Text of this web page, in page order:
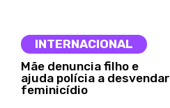
INTERNACIONAL
Mãe denuncia filho e
ajuda polícia a desvendar
feminicídio